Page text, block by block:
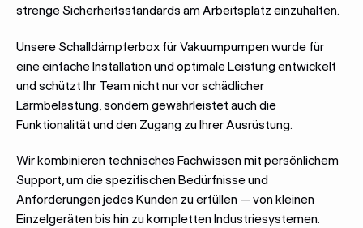
strenge Sicherheitsstandards am Arbeitsplatz einzuhalten.
Unsere Schalldämpferbox für Vakuumpumpen wurde für
eine einfache Installation und optimale Leistung entwickelt
und schützt Ihr Team nicht nur vor schädlicher
Lärmbelastung, sondern gewährleistet auch die
Funktionalität und den Zugang zu Ihrer Ausrüstung.
Wir kombinieren technisches Fachwissen mit persönlichem
Support, um die spezifischen Bedürfnisse und
Anforderungen jedes Kunden zu erfüllen — von kleinen
Einzelgeräten bis hin zu kompletten Industriesystemen.